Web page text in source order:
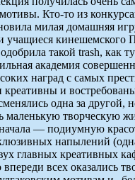
Кто-то из
милая домашняя
учащиеся
такой trash, как
академия
наград с самых
и
одна за другой,
творческую
— подиумную
напылений
главных креативных
всех оказались